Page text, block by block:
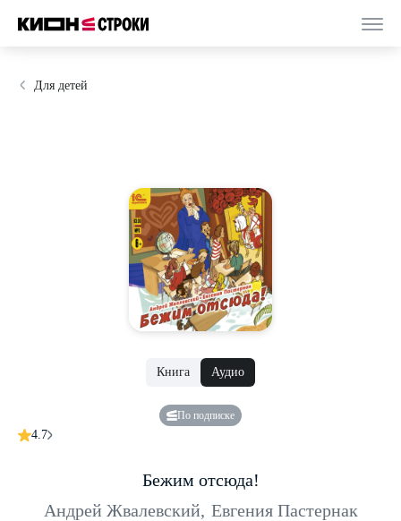
Для детей
Книга Аудио
По подписке
4.7
Бежим отсюда!
Андрей Жвалевский, Евгения Пастернак